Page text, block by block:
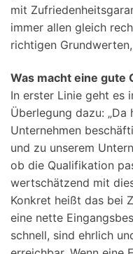
mit
immer allen gleich
richtigen
Was macht eine gute
In erster Linie geht es
Überlegung dazu:
Unternehmen
und zu unserem
ob die Qualifikation
wertschätzend mit
Konkret heißt das bei
eine nette
schnell, sind ehrlich